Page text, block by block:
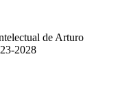
de Arturo
2028